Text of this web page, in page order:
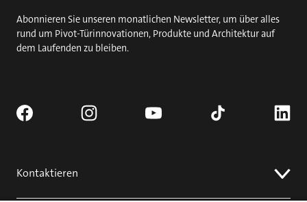
Abonnieren Sie unseren monatlichen Newsletter, um über alles
rund um Pivot-Türinnovationen, Produkte und Architektur auf
dem Laufenden zu bleiben.
Kontaktieren